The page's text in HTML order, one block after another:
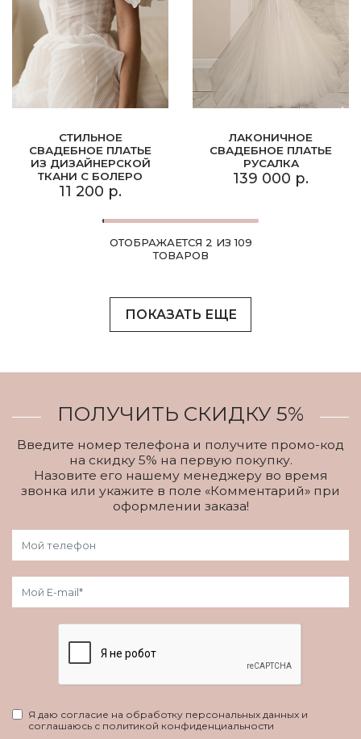
СТИЛЬНОЕ
СВАДЕБНОЕ ПЛАТЬЕ
ИЗ ДИЗАЙНЕРСКОЙ
ТКАНИ С БОЛЕРО
11 200 р.
ЛАКОНИЧНОЕ
СВАДЕБНОЕ ПЛАТЬЕ
РУСАЛКА
139 000 р.
ОТОБРАЖАЕТСЯ 2 ИЗ 109
ТОВАРОВ
ПОКАЗАТЬ ЕЩЕ
ПОЛУЧИТЬ СКИДКУ 5%
Введите номер телефона и получите промо-код
на скидку 5% на первую покупку.
Назовите его нашему менеджеру во время
звонка или укажите в поле «Комментарий» при
оформлении заказа!
Я даю согласие на обработку персональных данных и
соглашаюсь с политикой конфиденциальности